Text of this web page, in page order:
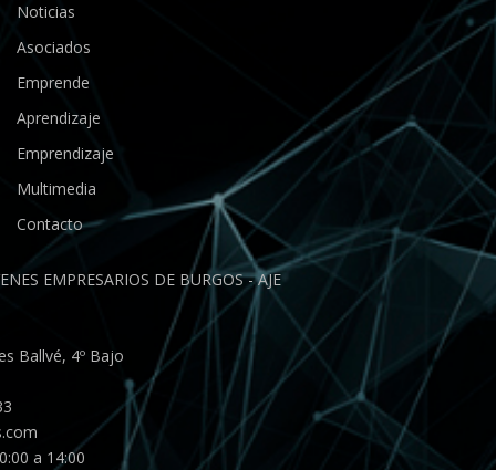
Noticias
Asociados
Emprende
Aprendizaje
Emprendizaje
Multimedia
Contacto
EMPRESARIOS DE BURGOS - AJE
Ballvé, 4º Bajo
a 14:00